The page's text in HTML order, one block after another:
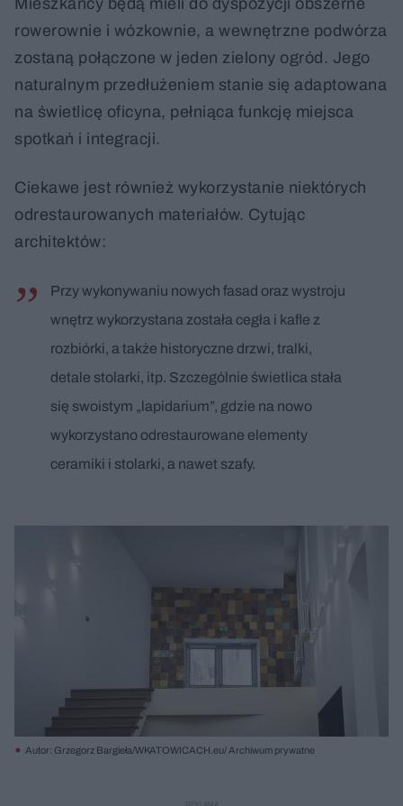
Mieszkańcy będą mieli do dyspozycji obszerne
rowerownie i wózkownie, a wewnętrzne podwórza
zostaną połączone w jeden zielony ogród. Jego
naturalnym przedłużeniem stanie się adaptowana
na świetlicę oficyna, pełniąca funkcję miejsca
spotkań i integracji.
Ciekawe jest również wykorzystanie niektórych
odrestaurowanych materiałów. Cytując
architektów:
Przy wykonywaniu nowych fasad oraz wystroju
wnętrz wykorzystana została cegła i kafle z
rozbiórki, a także historyczne drzwi, tralki,
detale stolarki, itp. Szczególnie świetlica stała
się swoistym „lapidarium”, gdzie na nowo
wykorzystano odrestaurowane elementy
ceramiki i stolarki, a nawet szafy.
Autor: Grzegorz Bargieła/WKATOWICACH.eu/ Archiwum prywatne